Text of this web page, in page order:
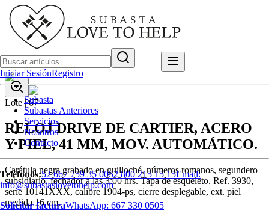
Iniciar SesiónRegistro
Subasta
Subastas Anteriores
Servicios
Nosotros
Contacto
Teléfonos:52 667 759 35 0052 800 215 15 15Email:
info@subastaslovetohelp.com
Solicitar facturaWhatsApp: 667 330 0505
Lote |67
RELOJ DRIVE DE CARTIER, ACERO
Y PIEL, 41 MM, MOV. AUTOMÁTICO.
Carátula negra grabado en guilloché, números romanos, segundero
subsidiario, fechador a las 3:00 hrs. Tapa de esqueleto. Ref. 3930,
serie 10141XXX, calibre 1904-ps, cierre desplegable, ext. piel
medida 16 cm.